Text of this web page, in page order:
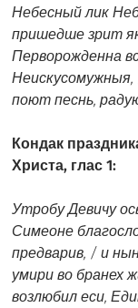
Небесный лик
пришедше зрит
Перворожденна
поют песнь,
Кондак
Христа, глас 1:
Утробу Девичу
Симеоне
предварив, / и
умири во бранех
возлюбил еси,